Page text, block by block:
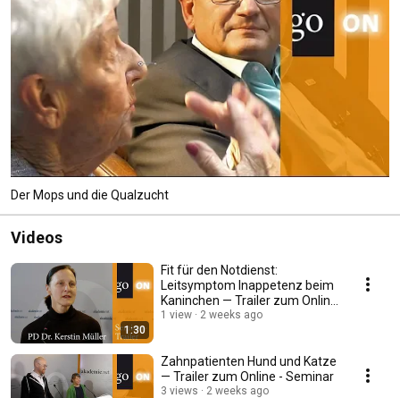
Der Mops und die Qualzucht
Videos
1:30
Fit für den Notdienst:
Leitsymptom Inappetenz beim
Kaninchen — Trailer zum Online
- Seminar
1 view 2 weeks ago
Zahnpatienten Hund und Katze
— Trailer zum Online - Seminar
3 views 2 weeks ago